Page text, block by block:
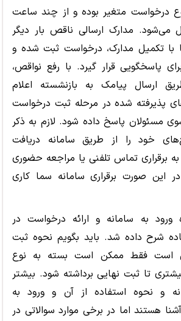
درخواست متغیر بوده و از چند ساعت
می‌شود. مدارک ارسالی ناقص بار دیگر
با تکمیل مدارک، درخواست ثبت شده و
پاسخگویی قرار گیرد. با رفع نواقص،
ارسال پیامک به بازنشسته اعلام
پذیرفته شده در مرحله ثبت درخواست
مسئولان پاسخ داده شود. لازم به ذکر
خود را از طریق سامانه دریافت
برقراری تماس تلفنی یا مراجعه حضوری
این صورت برقراری سامانه سما کاری
به سامانه و ارائه درخواست در
شرح داده شد. باید بگویم نحوه ثبت
است فقط ممکن است بسته به نوع
تا ثبت نهایی برداشته شود. بیشتر
و نحوه استفاده از آن و ورود به
هستند اما در برخی موارد سوالاتی در